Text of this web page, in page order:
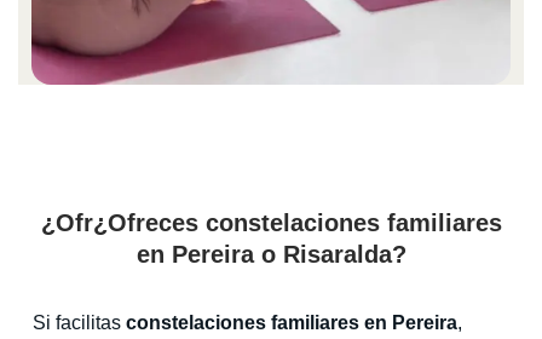
¿Ofr¿Ofreces constelaciones familiares
en Pereira o Risaralda?
Si facilitas constelaciones familiares en Pereira,